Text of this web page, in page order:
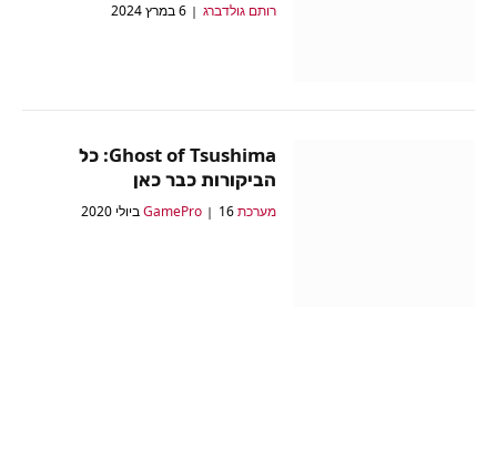
רותם גולדברג 6 במרץ 2024
Ghost of Tsushima: כל
הביקורות כבר כאן
מערכת GamePro16 ביולי 2020